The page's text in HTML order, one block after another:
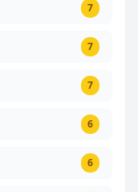
7
7
7
6
6